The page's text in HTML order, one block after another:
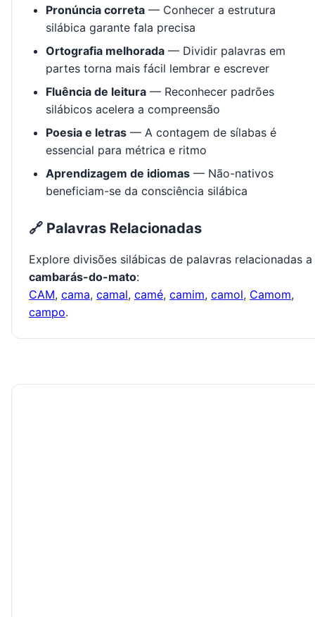
Pronúncia correta — Conhecer a estrutura
silábica garante fala precisa
Ortografia melhorada — Dividir palavras em
partes torna mais fácil lembrar e escrever
Fluência de leitura — Reconhecer padrões
silábicos acelera a compreensão
Poesia e letras — A contagem de sílabas é
essencial para métrica e ritmo
Aprendizagem de idiomas — Não-nativos
beneficiam-se da consciência silábica
🔗 Palavras Relacionadas
Explore divisões silábicas de palavras relacionadas a
cambarás-do-mato:
CAM, cama, camal, camé, camim, camol, Camom,
campo.